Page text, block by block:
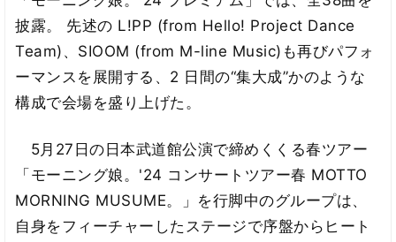
披露。 先述の L!PP (from Hello! Project Dance
Team)、SIOOM (from M-line Music)も再びパフォ
ーマンスを展開する、2 日間の“集大成”かのような
構成で会場を盛り上げた。
5月27日の日本武道館公演で締めくくる春ツアー
「モーニング娘。'24 コンサートツアー春 MOTTO
MORNING MUSUME。」を行脚中のグループは、
自身をフィーチャーしたステージで序盤からヒート